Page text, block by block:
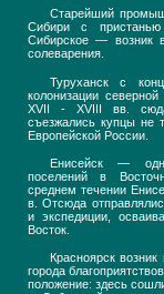
Старейший
Сибири с
Сибирское — возник
солеварения.
Туруханск с
колонизации
XVII - XVIII вв.
съезжались купцы не
Европейской России.
Енисейск —
поселений в
среднем течении
в. Отсюда
и экспедиции,
Восток.
Красноярск возник
города
положение: здесь